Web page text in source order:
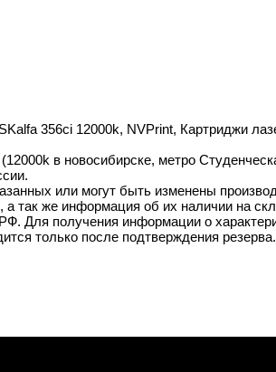
356ci 12000k, NVPrint, Картриджи
в новосибирске, метро
или могут быть изменены
так же информация об их наличии на
Для получения информации о
только после подтверждения резерва.